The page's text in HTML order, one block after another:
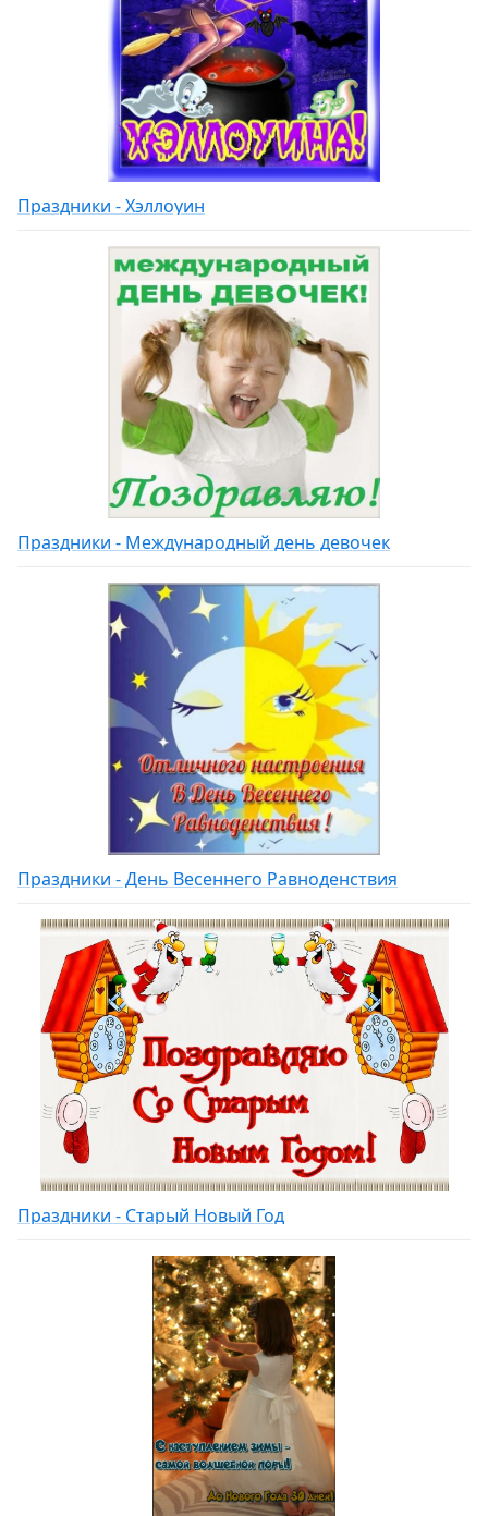
Праздники - Хэллоуин
Праздники - Международный день девочек
Праздники - День Весеннего Равноденствия
Праздники - Старый Новый Год